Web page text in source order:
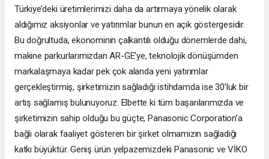
Türkiye’deki üretimlerimizi daha da artırmaya yönelik olarak
aldığımız aksiyonlar ve yatırımlar bunun en açık göstergesidir.
Bu doğrultuda, ekonominin çalkantılı olduğu dönemlerde dahi,
makine parkurlarımızdan AR-GE’ye, teknolojik dönüşümden
markalaşmaya kadar pek çok alanda yeni yatırımlar
gerçekleştirmiş, şirketimizin sağladığı istihdamda ise 30’luk bir
artış sağlamış bulunuyoruz. Elbette ki tüm başarılarımızda ve
şirketimizin sahip olduğu bu güçte, Panasonic Corporation’a
bağlı olarak faaliyet gösteren bir şirket olmamızın sağladığı
katkı büyüktür. Geniş ürün yelpazemizdeki Panasonic ve VİKO